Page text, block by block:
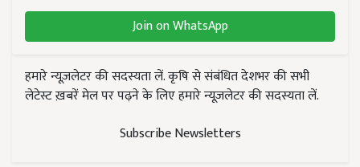
Join on WhatsApp
हमारे न्यूज़लेटर की सदस्यता लें. कृषि से संबंधित देशभर की सभी
लेटेस्ट ख़बरें मेल पर पढ़ने के लिए हमारे न्यूज़लेटर की सदस्यता लें.
Subscribe Newsletters